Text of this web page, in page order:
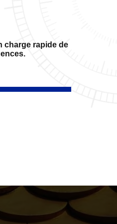
charge rapide de